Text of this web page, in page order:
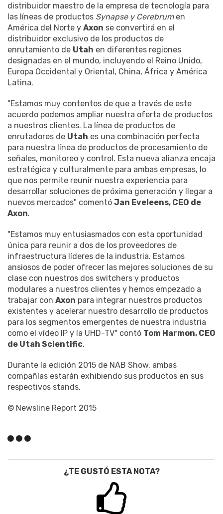
distribuidor maestro de la empresa de tecnología para
las líneas de productos Synapse y Cerebrumen
América del Norte y Axon se convertirá en el
distribuidor exclusivo de los productos de
enrutamiento de Utah en diferentes regiones
designadas en el mundo, incluyendo el Reino Unido,
Europa Occidental y Oriental, China, África y América
Latina.
"Estamos muy contentos de que a través de este
acuerdo podemos ampliar nuestra oferta de productos
a nuestros clientes. La línea de productos de
enrutadores de Utah es una combinación perfecta
para nuestra línea de productos de procesamiento de
señales, monitoreo y control. Esta nueva alianza encaja
estratégica y culturalmente para ambas empresas, lo
que nos permite reunir nuestra experiencia para
desarrollar soluciones de próxima generación y llegar a
nuevos mercados" comentó Jan Eveleens, CEO de
Axon.
"Estamos muy entusiasmados con esta oportunidad
única para reunir a dos de los proveedores de
infraestructura líderes de la industria. Estamos
ansiosos de poder ofrecer las mejores soluciones de su
clase con nuestros dos switchers y productos
modulares a nuestros clientes y hemos empezado a
trabajar con Axon para integrar nuestros productos
existentes y acelerar nuestro desarrollo de productos
para los segmentos emergentes de nuestra industria
como el vídeo IP y la UHD-TV" contó Tom Harmon, CEO
de Utah Scientific.
Durante la edición 2015 de NAB Show, ambas
compañías estarán exhibiendo sus productos en sus
respectivos stands.
© Newsline Report 2015
¿TE GUSTÓ ESTA NOTA?